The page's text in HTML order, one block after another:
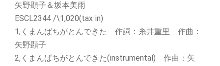
矢野顕子＆坂本美雨
ESCL2344 /\1,020(tax in)
1,くまんばちがとんできた 作詞：糸井重里 作曲：
矢野顕子
2,くまんばちがとんできた(instrumental) 作曲：矢